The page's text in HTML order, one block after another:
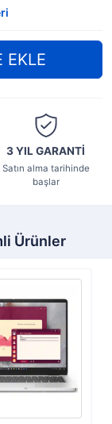
3 YILGARANTİ
Satın alma tarihinde
başlar
Ürünler